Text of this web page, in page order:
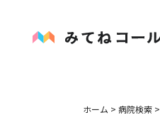
ホーム > 病院検索 >